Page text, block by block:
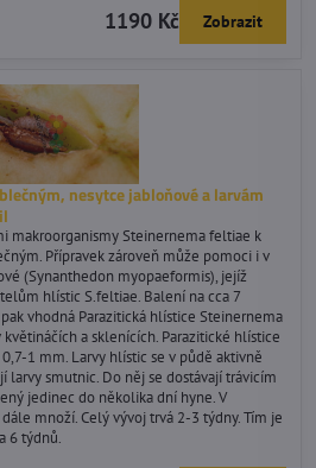
1190 Kč Zobrazit
nesytce jabloňové a larvám
makroorganismy Steinernema feltiae k
Přípravek zároveň může pomoci i v
(Synanthedon myopaeformis), jejíž
hlístic S.feltiae. Balení na cca 7
vhodná Parazitická hlístice Steinernema
a sklenících. Parazitické hlístice
1 mm. Larvy hlístic se v půdě aktivně
larvy smutnic. Do něj se dostávají trávicím
jedinec do několika dní hyne. V
množí. Celý vývoj trvá 2-3 týdny. Tím je
6 týdnů.